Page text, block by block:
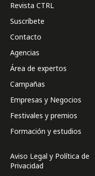
Revista CTRL
Suscríbete
Contacto
Agencias
Área de expertos
Campañas
Empresas y Negocios
Festivales y premios
Formación y estudios
Aviso Legal y Política de
Privacidad